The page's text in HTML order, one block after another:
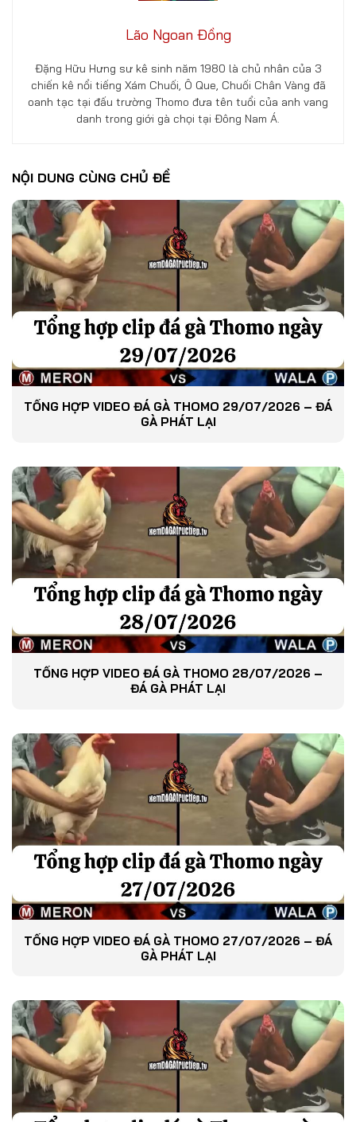
Lão Ngoan Đồng
Đặng Hữu Hưng sư kê sinh năm 1980 là chủ nhân của 3
chiến kê nổi tiếng Xám Chuối, Ô Que, Chuối Chân Vàng đã
oanh tạc tại đấu trường Thomo đưa tên tuổi của anh vang
danh trong giới gà chọi tại Đông Nam Á.
NỘI DUNG CÙNG CHỦ ĐỀ
TỔNG HỢP VIDEO ĐÁ GÀ THOMO 29/07/2026 – ĐÁ
GÀ PHÁT LẠI
TỔNG HỢP VIDEO ĐÁ GÀ THOMO 28/07/2026 –
ĐÁ GÀ PHÁT LẠI
TỔNG HỢP VIDEO ĐÁ GÀ THOMO 27/07/2026 – ĐÁ
GÀ PHÁT LẠI